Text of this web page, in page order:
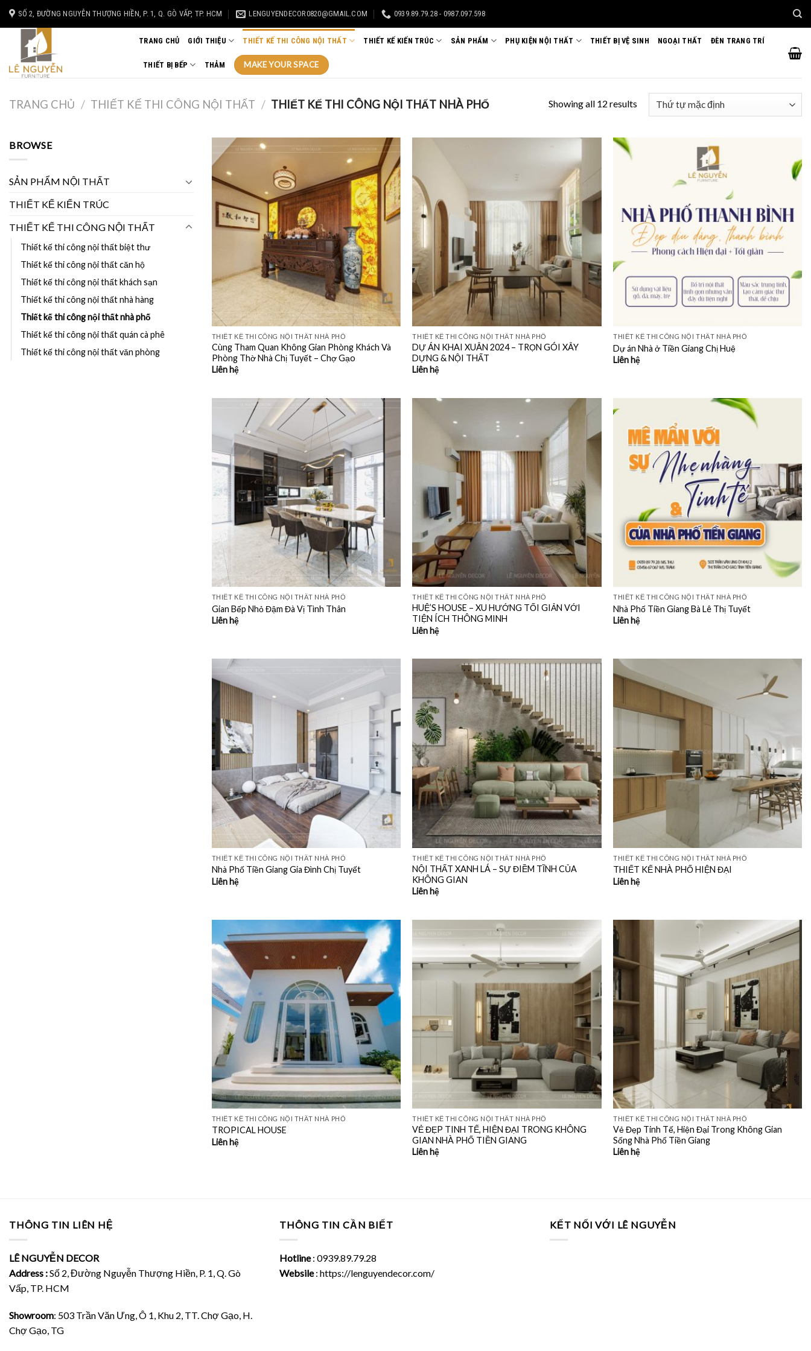
Skip
content
SỐ 2, ĐƯỜNG NGUYỄN THƯỢNG HIỀN, P. 1, Q. GÒ VẤP, TP. HCM LENGUYENDECOR0820@GMAIL.COM 0939.89.79.28 - 0987.097.598
TRANG CHỦ GIỚI THIỆU THIẾT KẾ THI CÔNG NỘI THẤT THIẾT KẾ KIẾN TRÚC SẢN PHẨM PHỤ KIỆN NỘI THẤT THIẾT BỊ VỆ SINH NGOẠI THẤT ĐÈN TRANG TRÍ
THIẾT BỊ BẾP THẢM MAKE YOUR SPACE
TRANG CHỦ / THIẾT KẾ THI CÔNG NỘI THẤT / THIẾT KẾ THI CÔNG NỘI THẤT NHÀ PHỐ Showing all 12 results
BROWSE
SẢN PHẨM NỘI THẤT
THIẾT KẾ KIẾN TRÚC
THIẾT KẾ THI CÔNG NỘI THẤT
Thiết kế thi công nội thất biệt thư
Thiết kế thi công nội thất căn hộ
Thiết kế thi công nội thất khách sạn
Thiết kế thi công nội thất nhà hàng
Thiết kế thi công nội thất nhà phố
Thiết kế thi công nội thất quán cà phê
Thiết kế thi công nội thất văn phòng
THIẾT KẾ THI CÔNG NỘI THẤT NHÀ PHỐ
Cùng Tham Quan Không Gian Phòng Khách Và
Phòng Thờ Nhà Chị Tuyết – Chợ Gạo
Liên hệ
THIẾT KẾ THI CÔNG NỘI THẤT NHÀ PHỐ
DỰ ÁN KHAI XUÂN 2024 – TRỌN GÓI XÂY
DỰNG & NỘI THẤT
Liên hệ
THIẾT KẾ THI CÔNG NỘI THẤT NHÀ PHỐ
Dự án Nhà ở Tiền Giang Chị Huệ
Liên hệ
THIẾT KẾ THI CÔNG NỘI THẤT NHÀ PHỐ
Gian Bếp Nhỏ Đậm Đà Vị Tình Thân
Liên hệ
THIẾT KẾ THI CÔNG NỘI THẤT NHÀ PHỐ
HUỆ’S HOUSE – XU HƯỚNG TỐI GIẢN VỚI
TIỆN ÍCH THÔNG MINH
Liên hệ
THIẾT KẾ THI CÔNG NỘI THẤT NHÀ PHỐ
Nhà Phố Tiền Giang Bà Lê Thị Tuyết
Liên hệ
THIẾT KẾ THI CÔNG NỘI THẤT NHÀ PHỐ
Nhà Phố Tiền Giang Gia Đình Chị Tuyết
Liên hệ
THIẾT KẾ THI CÔNG NỘI THẤT NHÀ PHỐ
NỘI THẤT XANH LÁ – SỰ ĐIỀM TĨNH CỦA
KHÔNG GIAN
Liên hệ
THIẾT KẾ THI CÔNG NỘI THẤT NHÀ PHỐ
THIẾT KẾ NHÀ PHỐ HIỆN ĐẠI
Liên hệ
THIẾT KẾ THI CÔNG NỘI THẤT NHÀ PHỐ
TROPICAL HOUSE
Liên hệ
THIẾT KẾ THI CÔNG NỘI THẤT NHÀ PHỐ
VẺ ĐẸP TINH TẾ, HIỆN ĐẠI TRONG KHÔNG
GIAN NHÀ PHỐ TIỀN GIANG
Liên hệ
THIẾT KẾ THI CÔNG NỘI THẤT NHÀ PHỐ
Vẻ Đẹp Tinh Tế, Hiện Đại Trong Không Gian
Sống Nhà Phố Tiền Giang
Liên hệ
THÔNG TIN LIÊN HỆ
LÊ NGUYỄN DECOR
Address :Số 2, Đường Nguyễn Thượng Hiền, P. 1, Q. Gò
Vấp, TP. HCM
Showroom: 503 Trần Văn Ưng, Ô 1, Khu 2, TT. Chợ Gạo, H.
Chợ Gạo, TG
THÔNG TIN CẦN BIẾT
Hotline: 0939.89.79.28
Websile: https://lenguyendecor.com/
KẾT NỐI VỚI LÊ NGUYỄN